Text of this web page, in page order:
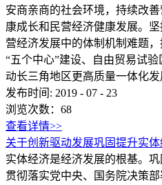
安商亲商的社会环境，持续改
康成长和民营经济健康发展。
营经济发展中的体制机制难题
“五个中心”建设、自由贸易试
动长三角地区更高质量一体化
发布时间: 2019 - 07 - 23
浏览次数： 68
查看详情>>
关于创新驱动发展巩固提升实
实体经济是经济发展的根基。
贯彻落实党中央、国务院决策